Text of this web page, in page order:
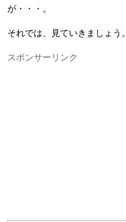
が・・・。
それでは、見ていきましょう。
スポンサーリンク